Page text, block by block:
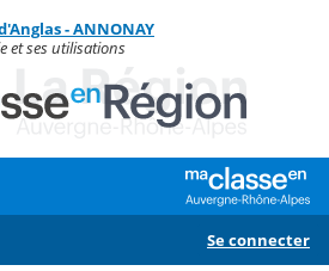
- ANNONAY
et ses utilisations
Se connecter